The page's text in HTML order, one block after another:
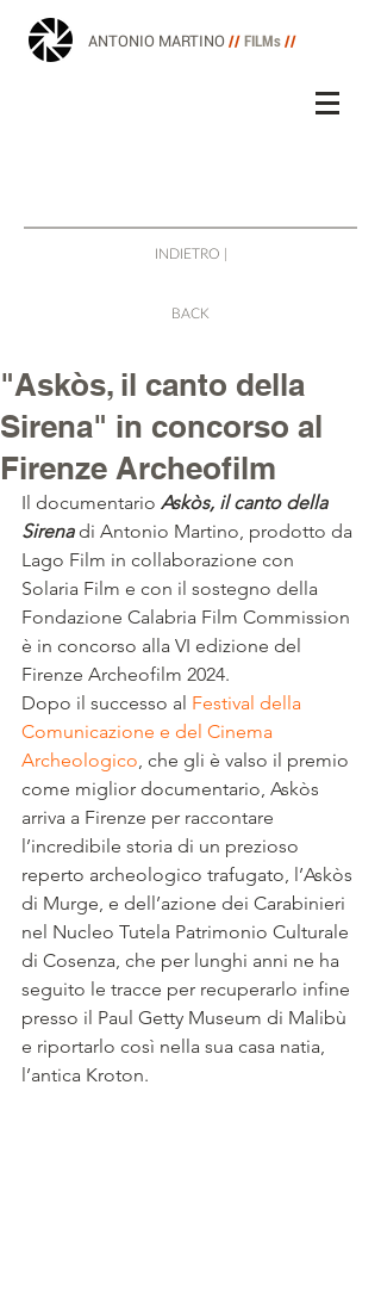
ANTONIO MARTINO // FILMs //
INDIETRO |
BACK
"Askòs, il canto della
Sirena" in concorso al
Firenze Archeofilm
Il documentario Askòs, il canto della
Sirena di Antonio Martino, prodotto da
Lago Film in collaborazione con
Solaria Film e con il sostegno della
Fondazione Calabria Film Commission
è in concorso alla VI edizione del
Firenze Archeofilm 2024.
Dopo il successo al Festival della
Comunicazione e del Cinema
Archeologico, che gli è valso il premio
come miglior documentario, Askòs
arriva a Firenze per raccontare
l’incredibile storia di un prezioso
reperto archeologico trafugato, l’Askòs
di Murge, e dell’azione dei Carabinieri
nel Nucleo Tutela Patrimonio Culturale
di Cosenza, che per lunghi anni ne ha
seguito le tracce per recuperarlo infine
presso il Paul Getty Museum di Malibù
e riportarlo così nella sua casa natia,
l’antica Kroton.